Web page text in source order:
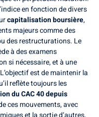
en fonction de divers
capitalisation boursière,
majeurs comme des
des restructurations. Le
à des examens
si nécessaire, et à une
est de maintenir la
reflète toujours les
du CAC 40 depuis
ces mouvements, avec